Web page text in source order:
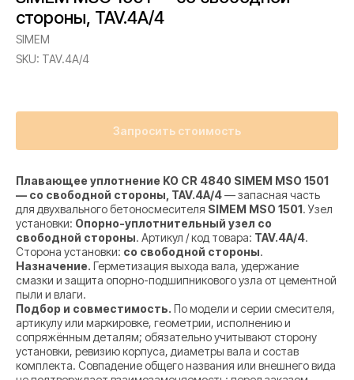
стороны, TAV.4A/4
SIMEM
SKU: TAV.4A/4
Запросить стоимость
Плавающее уплотнение KO CR 4840 SIMEM MSO 1501
— со свободной стороны, TAV.4A/4— запасная часть
для двухвального бетоносмесителя SIMEM MSO 1501. Узел
установки: Опорно-уплотнительный узел со
свободной стороны. Артикул / код товара: TAV.4A/4.
Сторона установки: со свободной стороны.
Назначение. Герметизация выхода вала, удержание
смазки и защита опорно-подшипникового узла от цементной
пыли и влаги.
Подбор и совместимость. По модели и серии смесителя,
артикулу или маркировке, геометрии, исполнению и
сопряжённым деталям; обязательно учитывают сторону
установки, ревизию корпуса, диаметры вала и состав
комплекта. Совпадение общего названия или внешнего вида